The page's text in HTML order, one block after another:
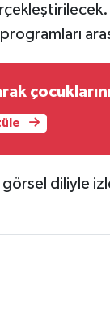
görsel diliyle